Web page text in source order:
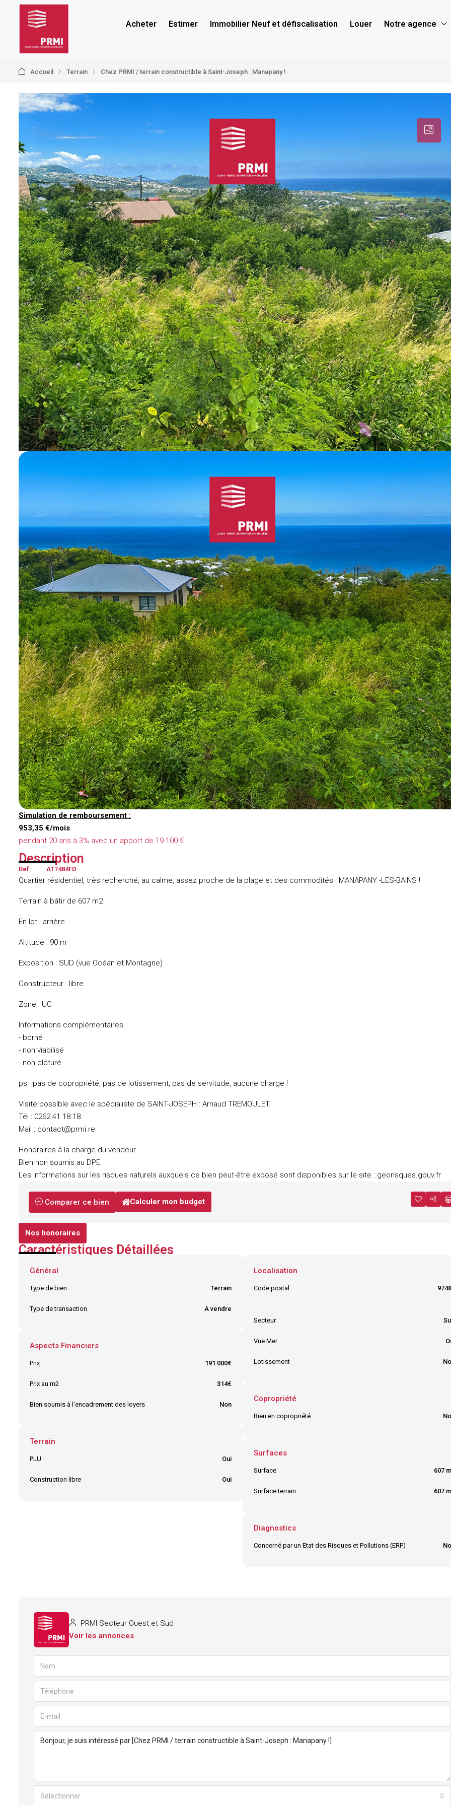
Acheter Estimer Immobilier Neuf et défiscalisation Louer Notre agence
Accueil Terrain Chez PRMI / terrain constructible à Saint-Joseph : Manapany !
Simulation de remboursement :
953,35 €/mois
pendant 20 ans à 3% avec un apport de 19 100 €
Description
Ref: AT7484FD
Quartier résidentiel, très recherché, au calme, assez proche de la plage et des commodités : MANAPANY -LES-BAINS !
Terrain à bâtir de 607 m2
En lot : arrière
Altitude : 90 m
Exposition : SUD (vue Océan et Montagne)
Constructeur : libre
Zone : UC
Informations complémentaires :
- borné
- non viabilisé
- non clôturé
ps : pas de copropriété, pas de lotissement, pas de servitude, aucune charge !
Visite possible avec le spécialiste de SAINT-JOSEPH : Arnaud TREMOULET.
Tél : 0262 41 18 18
Mail : contact@prmi.re
Honoraires à la charge du vendeur.
Bien non soumis au DPE.
Les informations sur les risques naturels auxquels ce bien peut-être exposé sont disponibles sur le site : georisques.gouv.fr
Comparer ce bien Calculer mon budget
Nos honoraires
Caractéristiques Détaillées
Général
Type de bien Terrain
Type de transaction A vendre
Aspects Financiers
Prix 191 000€
Prix au m2 314€
Bien soumis à l'encadrement des loyers Non
Terrain
PLU Oui
Construction libre Oui
Localisation
Code postal
Secteur
Vue Mer
Lotissement
Copropriété
Bien en copropriété
Surfaces
Surface 607
Surface terrain 607
Diagnostics
Concerné par un Etat des Risques et Pollutions (ERP)
PRMI Secteur Ouest et Sud
Voir les annonces
Sélectionner